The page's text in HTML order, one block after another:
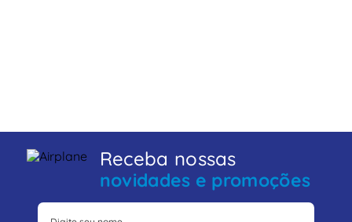
Receba nossas
novidades e promoções